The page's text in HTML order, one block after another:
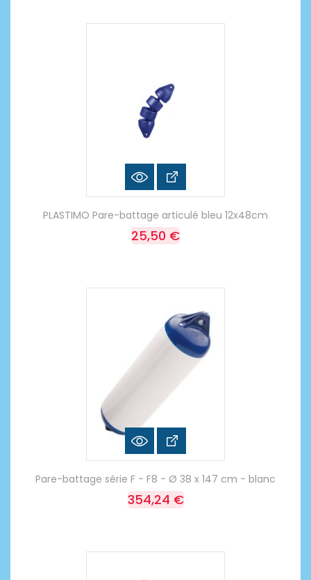
PLASTIMO Pare-battage articulé bleu 12x48cm
25,50 €
Pare-battage série F - F8 - Ø 38 x 147 cm - blanc
354,24 €